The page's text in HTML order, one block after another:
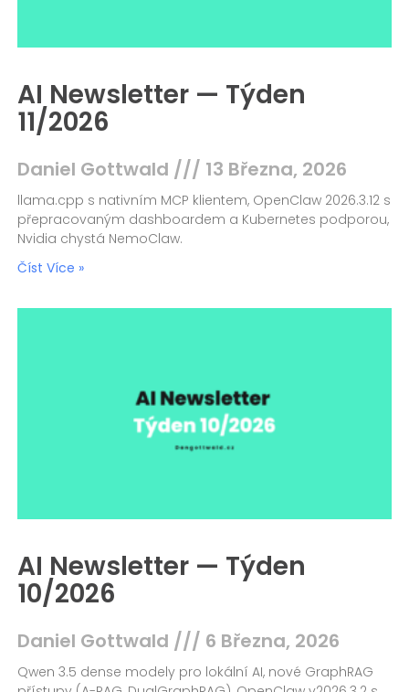
AI Newsletter — Týden
11/2026
Daniel Gottwald 13 Března, 2026
llama.cpp s nativním MCP klientem, OpenClaw 2026.3.12 s
přepracovaným dashboardem a Kubernetes podporou,
Nvidia chystá NemoClaw.
Číst Více »
AI Newsletter — Týden
10/2026
Daniel Gottwald 6 Března, 2026
Qwen 3.5 dense modely pro lokální AI, nové GraphRAG